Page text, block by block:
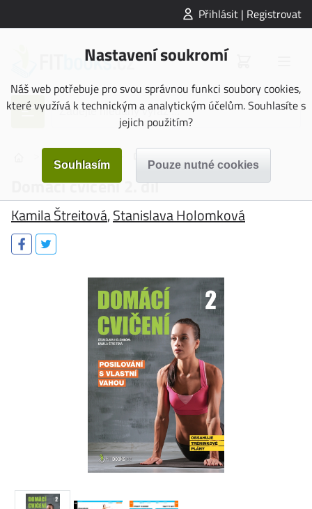
Přihlásit | Registrovat
Nastavení soukromí
Náš web potřebuje pro svou správnou funkci soubory cookies,
které využívá k technickým a analytickým účelům. Souhlasíte s
jejich použitím?
Cvičení / Sport >
Domácí cvičení 2. díl
Kamila Štreitová,Stanislava Holomková